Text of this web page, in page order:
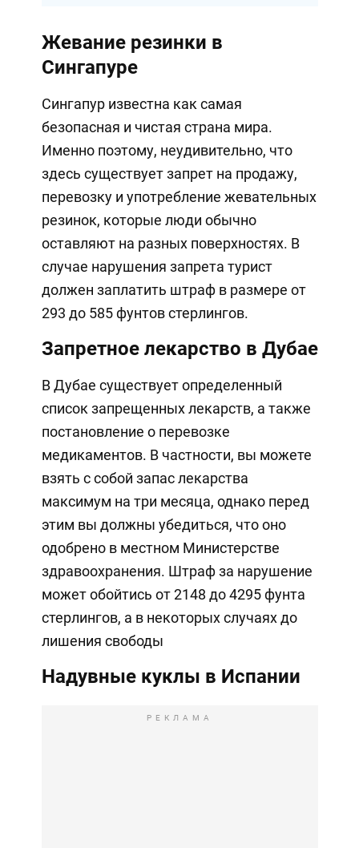
Жевание резинки в
Сингапуре
Сингапур известна как самая
безопасная и чистая страна мира.
Именно поэтому, неудивительно, что
здесь существует запрет на продажу,
перевозку и употребление жевательных
резинок, которые люди обычно
оставляют на разных поверхностях. В
случае нарушения запрета турист
должен заплатить штраф в размере от
293 до 585 фунтов стерлингов.
Запретное лекарство в Дубае
В Дубае существует определенный
список запрещенных лекарств, а также
постановление о перевозке
медикаментов. В частности, вы можете
взять с собой запас лекарства
максимум на три месяца, однако перед
этим вы должны убедиться, что оно
одобрено в местном Министерстве
здравоохранения. Штраф за нарушение
может обойтись от 2148 до 4295 фунта
стерлингов, а в некоторых случаях до
лишения свободы
Надувные куклы в Испании
РЕКЛАМА